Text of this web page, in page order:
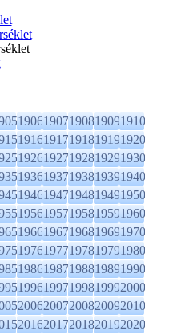
19061907190819091910
19161917191819191920
19261927192819291930
19361937193819391940
19461947194819491950
19561957195819591960
19661967196819691970
19761977197819791980
19861987198819891990
19961997199819992000
20062007200820092010
20162017201820192020